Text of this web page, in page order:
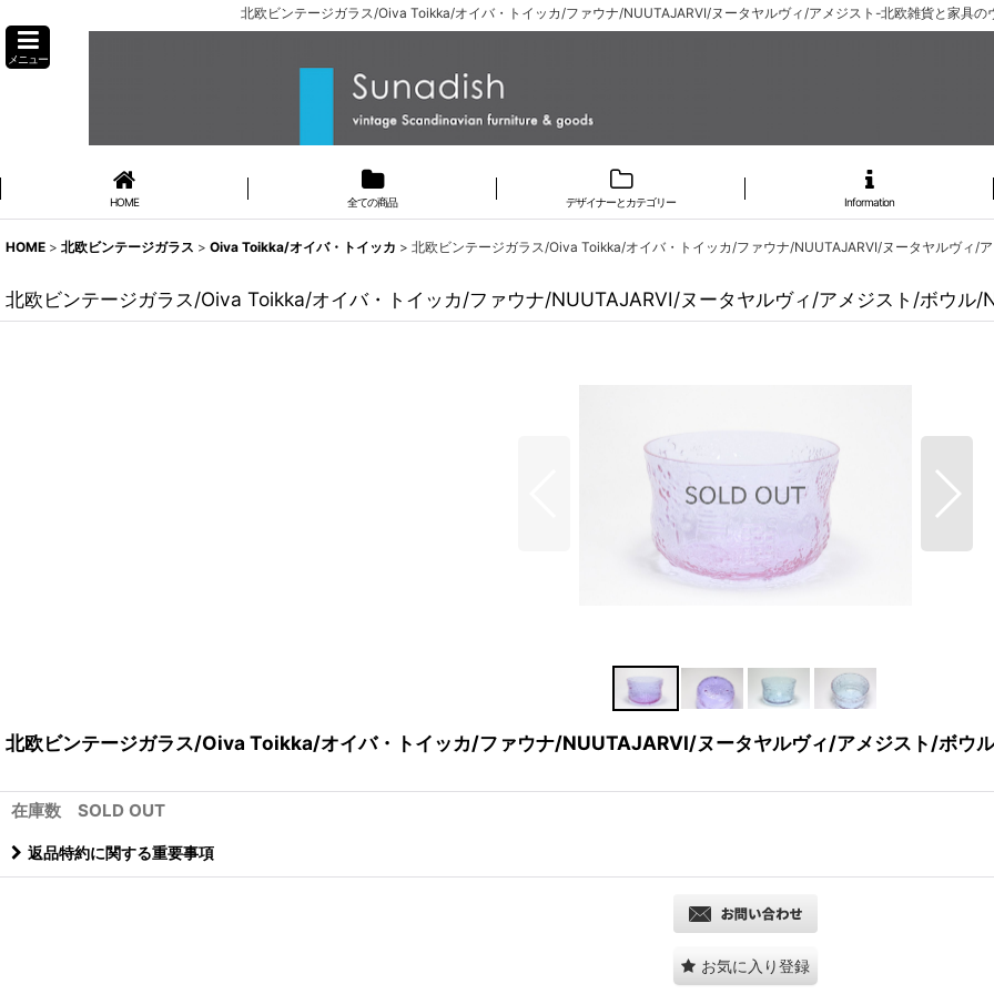
北欧ビンテージガラス/Oiva Toikka/オイバ・トイッカ/ファウナ/NUUTAJARVI/ヌータヤルヴィ/アメジスト-北欧雑貨と家具
メニュー
HOME 全ての商品 デザイナーとカテゴリー Information
HOME > 北欧ビンテージガラス > Oiva Toikka/オイバ・トイッカ > 北欧ビンテージガラス/Oiva Toikka/オイバ・トイッカ/ファウナ/NUUTAJARVI/ヌータヤルヴィ/
北欧ビンテージガラス/Oiva Toikka/オイバ・トイッカ/ファウナ/NUUTAJARVI/ヌータヤルヴィ/アメジスト/ボウル/
北欧ビンテージガラス/Oiva Toikka/オイバ・トイッカ/ファウナ/NUUTAJARVI/ヌータヤルヴィ/アメジスト/ボウ
在庫数 SOLD OUT
返品特約に関する重要事項
お気に入り登録